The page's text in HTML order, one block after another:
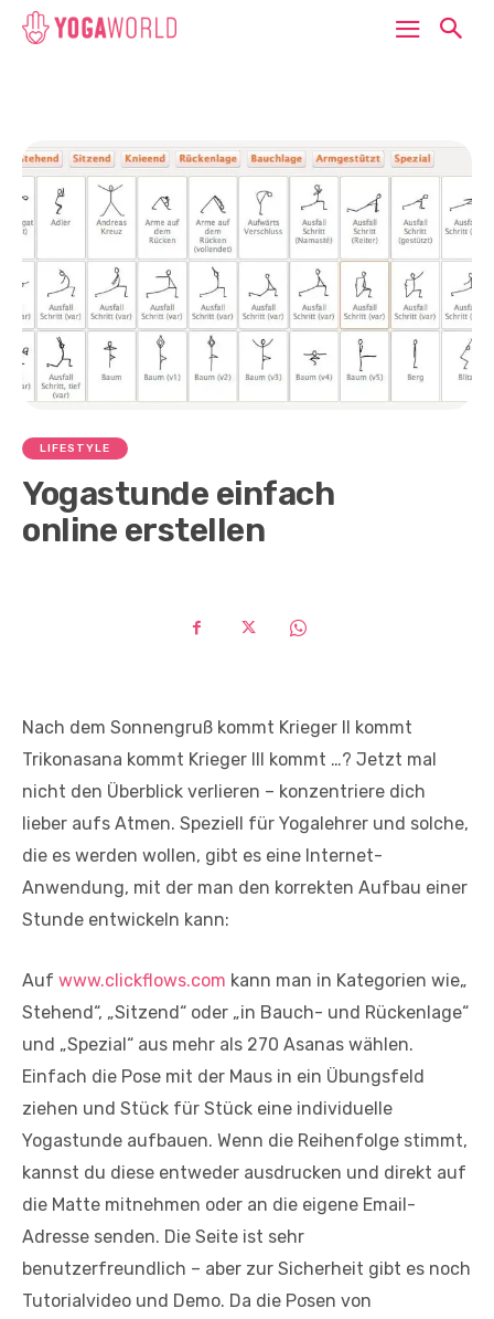
LIFESTYLE
Yogastunde einfach
online erstellen
Nach dem Sonnengruß kommt Krieger II kommt
Trikonasana kommt Krieger III kommt …? Jetzt mal
nicht den Überblick verlieren – konzentriere dich
lieber aufs Atmen. Speziell für Yogalehrer und solche,
die es werden wollen, gibt es eine Internet-
Anwendung, mit der man den korrekten Aufbau einer
Stunde entwickeln kann:
Auf www.clickflows.com kann man in Kategorien wie„
Stehend“, „Sitzend“ oder „in Bauch- und Rückenlage“
und „Spezial“ aus mehr als 270 Asanas wählen.
Einfach die Pose mit der Maus in ein Übungsfeld
ziehen und Stück für Stück eine individuelle
Yogastunde aufbauen. Wenn die Reihenfolge stimmt,
kannst du diese entweder ausdrucken und direkt auf
die Matte mitnehmen oder an die eigene Email-
Adresse senden. Die Seite ist sehr
benutzerfreundlich – aber zur Sicherheit gibt es noch
Tutorialvideo und Demo. Da die Posen von